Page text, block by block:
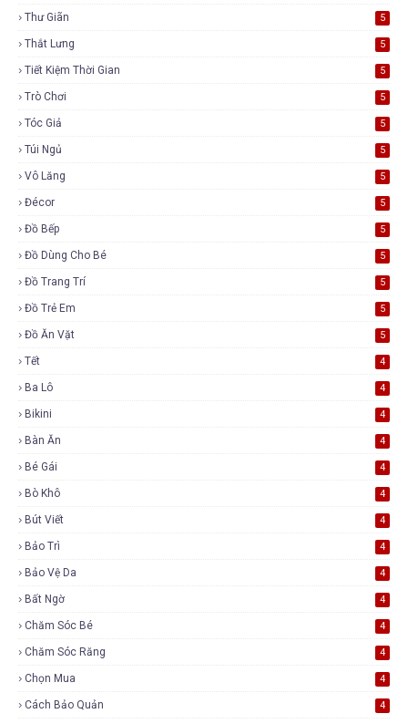
Thư Giãn 5
Thắt Lưng 5
Tiết Kiệm Thời Gian 5
Trò Chơi 5
Tóc Giả 5
Túi Ngủ 5
Vô Lăng 5
Đécor 5
Đồ Bếp 5
Đồ Dùng Cho Bé 5
Đồ Trang Trí 5
Đồ Trẻ Em 5
Đồ Ăn Vặt 5
Tết 4
Ba Lô 4
Bikini 4
Bàn Ăn 4
Bé Gái 4
Bò Khô 4
Bút Viết 4
Bảo Trì 4
Bảo Vệ Da 4
Bất Ngờ 4
Chăm Sóc Bé 4
Chăm Sóc Răng 4
Chọn Mua 4
Cách Bảo Quản 4